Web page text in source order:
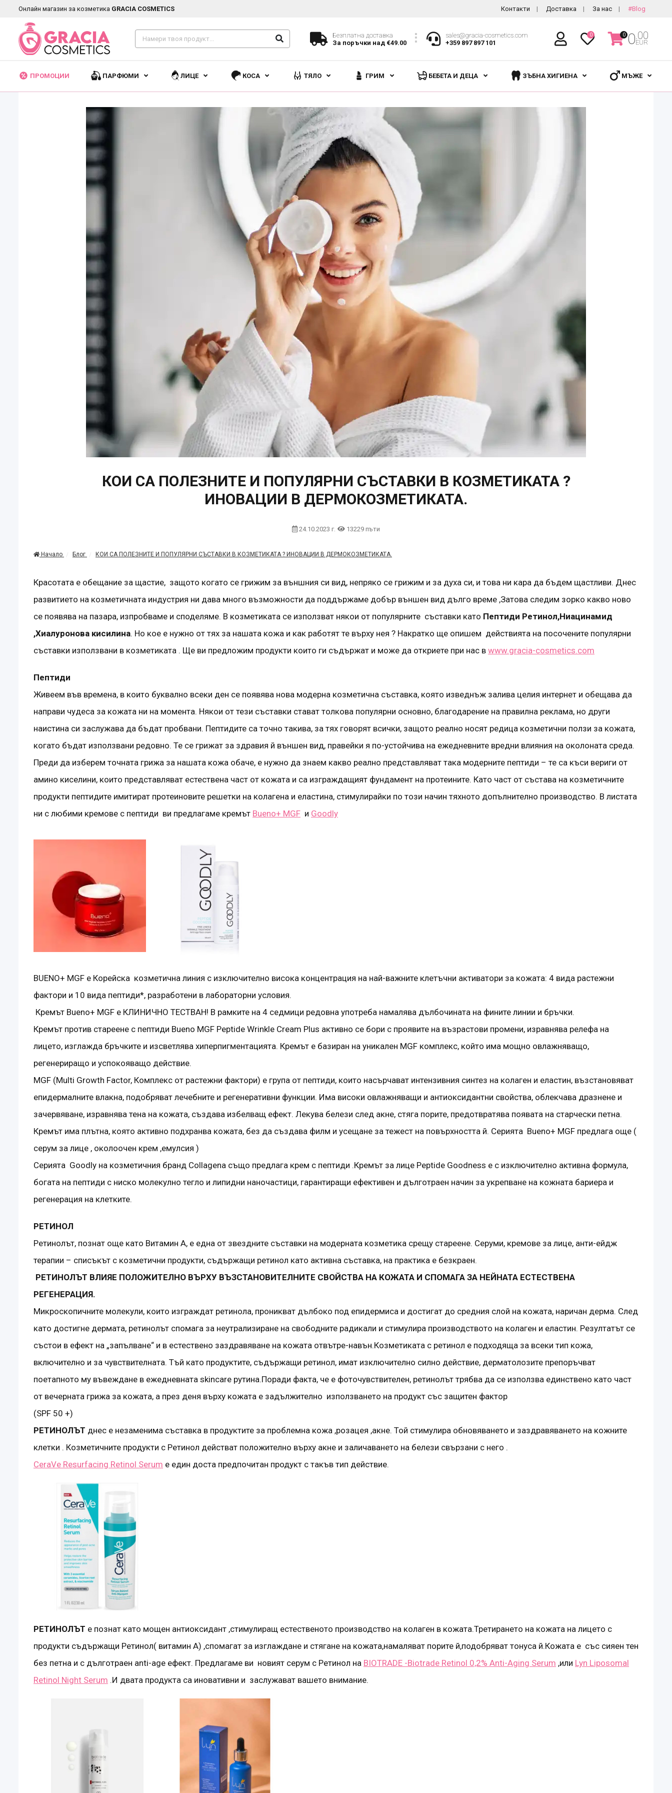
Онлайн магазин за козметика GRACIA COSMETICS Контакти Доставка За нас #Blog
Безплатна доставка
За поръчки над €49.00
sales@gracia-cosmetics.com
+359 897 897 101
0 0 0.00
EUR
ПРОМОЦИИ ПАРФЮМИ ЛИЦЕ КОСА ТЯЛО ГРИМ БЕБЕТА И ДЕЦА ЗЪБНА ХИГИЕНА МЪЖЕ
КОИ СА ПОЛЕЗНИТЕ И ПОПУЛЯРНИ СЪСТАВКИ В КОЗМЕТИКАТА ?
ИНОВАЦИИ В ДЕРМОКОЗМЕТИКАТА.
24.10.2023 г. 13229 пъти
Начало Блог КОИ СА ПОЛЕЗНИТЕ И ПОПУЛЯРНИ СЪСТАВКИ В КОЗМЕТИКАТА ? ИНОВАЦИИ В ДЕРМОКОЗМЕТИКАТА.
Красотата е обещание за щастие, защото когато се грижим за външния си вид, непряко се грижим и за духа си, и това ни кара да бъдем щастливи. Днес
развитието на козметичната индустрия ни дава много възможности да поддържаме добър външен вид дълго време ,Затова следим зорко какво ново
се появява на пазара, изпробваме и споделяме. В козметиката се използват някои от популярните съставки като Пептиди Ретинол,Ниацинамид
,Хиалуронова кисилина. Но кое е нужно от тях за нашата кожа и как работят те върху нея ? Накратко ще опишем действията на посочените популярни
съставки използвани в козметиката . Ще ви предложим продукти които ги съдържат и може да откриете при нас в www.gracia-cosmetics.com
Пептиди
Живеем във времена, в които буквално всеки ден се появява нова модерна козметична съставка, която изведнъж залива целия интернет и обещава да
направи чудеса за кожата ни на момента. Някои от тези съставки стават толкова популярни основно, благодарение на правилна реклама, но други
наистина си заслужава да бъдат пробвани. Пептидите са точно такива, за тях говорят всички, защото реално носят редица козметични ползи за кожата,
когато бъдат използвани редовно. Те се грижат за здравия й външен вид, правейки я по-устойчива на ежедневните вредни влияния на околоната среда.
Преди да изберем точната грижа за нашата кожа обаче, е нужно да знаем какво реално представляват така модерните пептиди – те са къси вериги от
амино киселини, които представляват естествена част от кожата и са изграждащият фундамент на протеините. Като част от състава на козметичните
продукти пептидите имитират протеиновите решетки на колагена и еластина, стимулирайки по този начин тяхното допълнително производство. В листата
ни с любими кремове с пептиди ви предлагаме кремът Bueno+ MGF и Goodly
BUENO+ MGF е Корейска козметична линия с изключително висока концентрация на най-важните клетъчни активатори за кожата: 4 вида растежни
фактори и 10 вида пептиди*, разработени в лабораторни условия.
Кремът Bueno+ MGF е КЛИНИЧНО ТЕСТВАН! В рамките на 4 седмици редовна употреба намалява дълбочината на фините линии и бръчки.
Кремът против стареене с пептиди Bueno MGF Peptide Wrinkle Cream Plus активно се бори с проявите на възрастови промени, изравнява релефа на
лицето, изглажда бръчките и изсветлява хиперпигментацията. Кремът е базиран на уникален MGF комплекс, който има мощно овлажняващо,
регенериращо и успокояващо действие.
MGF (Multi Growth Factor, Комплекс от растежни фактори) е група от пептиди, които насърчават интензивния синтез на колаген и еластин, възстановяват
епидермалните влакна, подобряват лечебните и регенеративни функции. Има високи овлажняващи и антиоксидантни свойства, облекчава дразнене и
зачервяване, изравнява тена на кожата, създава избелващ ефект. Лекува белези след акне, стяга порите, предотвратява появата на старчески петна.
Кремът има плътна, която активно подхранва кожата, без да създава филм и усещане за тежест на повърхността й. Серията Bueno+ MGF предлага още (
серум за лице , околоочен крем ,емулсия )
Серията Goodly на козметичния бранд Collagena също предлага крем с пептиди .Кремът за лице Peptide Goodness е с изключително активна формула,
богата на пептиди с ниско молекулно тегло и липидни наночастици, гарантиращи ефективен и дълготраен начин за укрепване на кожната бариера и
регенерация на клетките.
РЕТИНОЛ
Ретинолът, познат още като Витамин А, е една от звездните съставки на модерната козметика срещу стареене. Серуми, кремове за лице, анти-ейдж
терапии – списъкът с козметични продукти, съдържащи ретинол като активна съставка, на практика е безкраен.
РЕТИНОЛЪТ ВЛИЯЕ ПОЛОЖИТЕЛНО ВЪРХУ ВЪЗСТАНОВИТЕЛНИТЕ СВОЙСТВА НА КОЖАТА И СПОМАГА ЗА НЕЙНАТА ЕСТЕСТВЕНА
РЕГЕНЕРАЦИЯ.
Микроскопичните молекули, които изграждат ретинола, проникват дълбоко под епидермиса и достигат до средния слой на кожата, наричан дерма. След
като достигне дермата, ретинолът спомага за неутрализиране на свободните радикали и стимулира производството на колаген и еластин. Резултатът се
състои в ефект на „запълване“ и в естествено заздравяване на кожата отвътре-навън.Козметиката с ретинол е подходяща за всеки тип кожа,
включително и за чувствителната. Тъй като продуктите, съдържащи ретинол, имат изключително силно действие, дерматолозите препоръчват
поетапното му въвеждане в ежедневната skincare рутина.Поради факта, че е фоточувствителен, ретинолът трябва да се използва единствено като част
от вечерната грижа за кожата, а през деня върху кожата е задължително използването на продукт със защитен фактор
(SPF 50 +)
РЕТИНОЛЪТ днес е незаменима съставка в продуктите за проблемна кожа ,розацея ,акне. Той стимулира обновяването и заздравяването на кожните
клетки . Козметичните продукти с Ретинол действат положително върху акне и заличаването на белези свързани с него .
CeraVe Resurfacing Retinol Serum е един доста предпочитан продукт с такъв тип действие.
РЕТИНОЛЪТ е познат като мощен антиоксидант ,стимулиращ естественото производство на колаген в кожата.Третирането на кожата на лицето с
продукти съдържащи Ретинол( витамин А) ,спомагат за изглаждане и стягане на кожата,намаляват порите й,подобряват тонуса й.Кожата е със сияен тен
без петна и с дълготраен anti-age ефект. Предлагаме ви новият серум с Ретинол на BIOTRADE -Biotrade Retinol 0,2% Anti-Aging Serum ,или Lyn Liposomal
Retinol Night Serum .И двата продукта са иновативни и заслужават вашето внимание.